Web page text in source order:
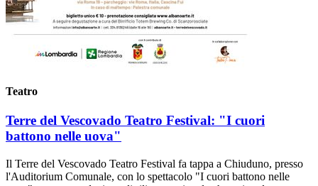
Teatro
Terre del Vescovado Teatro Festival: "I cuori
battono nelle uova"
Il Terre del Vescovado Teatro Festival fa tappa a Chiuduno, presso
l'Auditorium Comunale, con lo spettacolo "I cuori battono nelle